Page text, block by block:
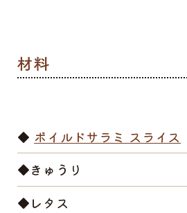
◆ ボイルドサラミ スライス
◆きゅうり
◆レタス